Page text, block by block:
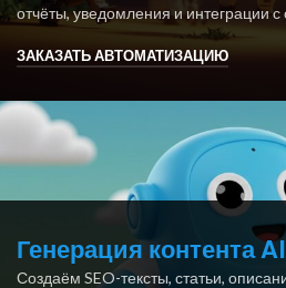
отчёты, уведомления и интеграции
ЗАКАЗАТЬ АВТОМАТИЗАЦИЮ
Генерация контента AI
Создаём SEO-тексты, статьи,